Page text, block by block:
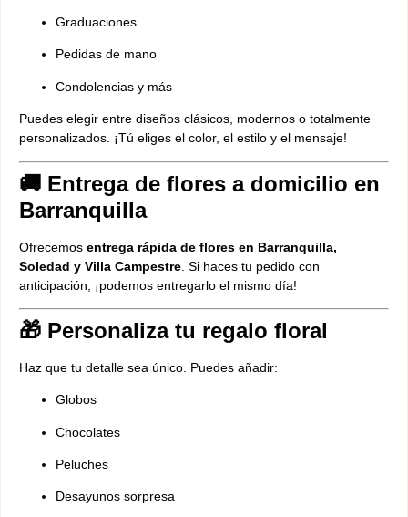
Graduaciones
Pedidas de mano
Condolencias y más
Puedes elegir entre diseños clásicos, modernos o totalmente
personalizados. ¡Tú eliges el color, el estilo y el mensaje!
🚚 Entrega de flores a domicilio en
Barranquilla
Ofrecemos entrega rápida de flores en Barranquilla,
Soledad y Villa Campestre . Si haces tu pedido con
anticipación, ¡podemos entregarlo el mismo día!
🎁 Personaliza tu regalo floral
Haz que tu detalle sea único. Puedes añadir:
Globos
Chocolates
Peluches
Desayunos sorpresa